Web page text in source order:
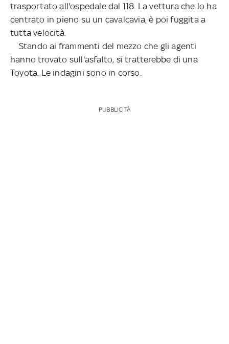
trasportato all'ospedale dal 118. La vettura che lo ha
centrato in pieno su un cavalcavia, è poi fuggita a
tutta velocità.
Stando ai frammenti del mezzo che gli agenti
hanno trovato sull'asfalto, si tratterebbe di una
Toyota. Le indagini sono in corso.
PUBBLICITÀ